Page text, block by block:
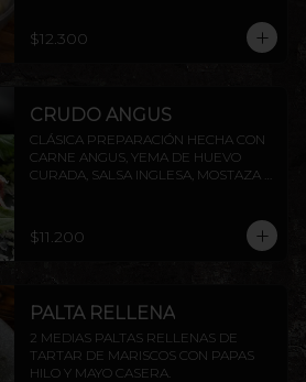
$12.300
CRUDO ANGUS
CLÁSICA PREPARACIÓN HECHA CON
CARNE ANGUS, YEMA DE HUEVO
CURADA, SALSA INGLESA, MOSTAZA
DE TOSTADAS DE LA CASA.
$11.200
PALTA RELLENA
2 MEDIAS PALTAS RELLENAS DE
TARTAR DE MARISCOS CON PAPAS
HILO Y MAYO CASERA.